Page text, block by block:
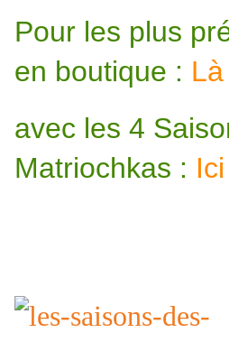
Pour les plus
en boutique : Là
avec les 4
Matriochkas : Ici